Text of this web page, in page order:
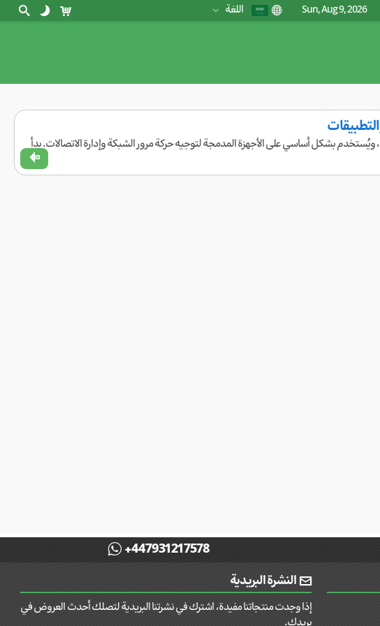
Sun, Aug 9, 2026 اللغة
OpenWrt هو مشروع مفتوح المصدر لأنظمة التشغيل المدمجة المبنية على Linux، ويُستخدم بشكل أساسي على الأجهزة المدمجة لتوجيه حركة مرور الشبكة وإدارة الاتصالات. بدأ
+447931217578
النشرة البريدية
إذا وجدت منتجاتنا مفيدة، اشترك في نشرتنا البريدية لتصلك أحدث العروض في